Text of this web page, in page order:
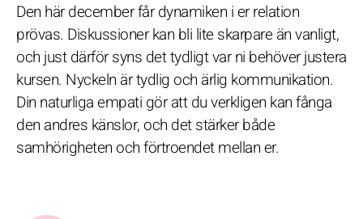
Den här december får dynamiken i er relation
prövas. Diskussioner kan bli lite skarpare än vanligt,
och just därför syns det tydligt var ni behöver justera
kursen. Nyckeln är tydlig och ärlig kommunikation.
Din naturliga empati gör att du verkligen kan fånga
den andres känslor, och det stärker både
samhörigheten och förtroendet mellan er.